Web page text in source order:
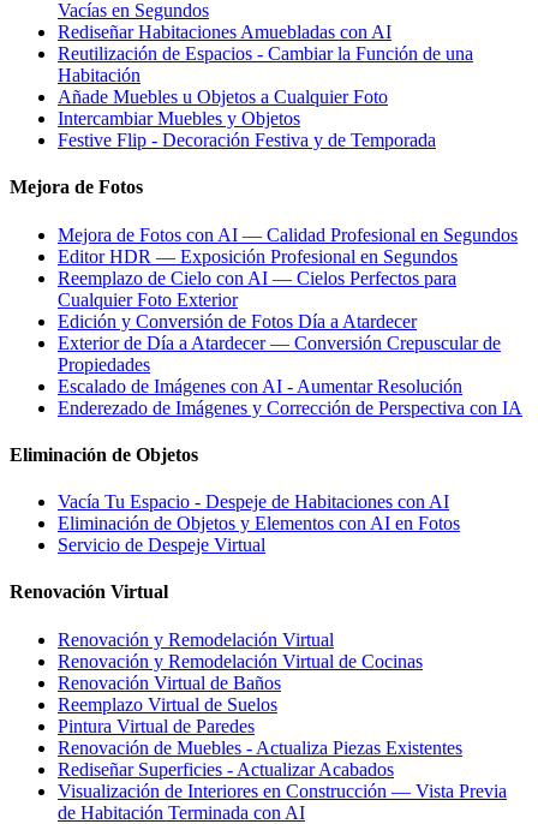
Vacías en Segundos
Rediseñar Habitaciones Amuebladas con AI
Reutilización de Espacios - Cambiar la Función de una
Habitación
Añade Muebles u Objetos a Cualquier Foto
Intercambiar Muebles y Objetos
Festive Flip - Decoración Festiva y de Temporada
Mejora de Fotos
Mejora de Fotos con AI — Calidad Profesional en Segundos
Editor HDR — Exposición Profesional en Segundos
Reemplazo de Cielo con AI — Cielos Perfectos para
Cualquier Foto Exterior
Edición y Conversión de Fotos Día a Atardecer
Exterior de Día a Atardecer — Conversión Crepuscular de
Propiedades
Escalado de Imágenes con AI - Aumentar Resolución
Enderezado de Imágenes y Corrección de Perspectiva con IA
Eliminación de Objetos
Vacía Tu Espacio - Despeje de Habitaciones con AI
Eliminación de Objetos y Elementos con AI en Fotos
Servicio de Despeje Virtual
Renovación Virtual
Renovación y Remodelación Virtual
Renovación y Remodelación Virtual de Cocinas
Renovación Virtual de Baños
Reemplazo Virtual de Suelos
Pintura Virtual de Paredes
Renovación de Muebles - Actualiza Piezas Existentes
Rediseñar Superficies - Actualizar Acabados
Visualización de Interiores en Construcción — Vista Previa
de Habitación Terminada con AI